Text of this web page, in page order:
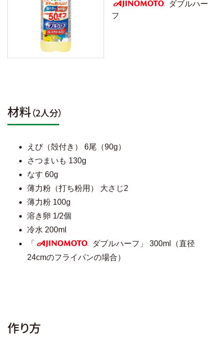
AJINOMOTO
ダブルハー
フ
材料（2人分）
えび（殻付き） 6尾（90g）
さつまいも 130g
なす 60g
薄力粉（打ち粉用） 大さじ2
薄力粉 100g
溶き卵 1/2個
冷水 200ml
「
AJINOMOTO
ダブルハーフ」 300ml（直径
24cmのフライパンの場合）
作り方